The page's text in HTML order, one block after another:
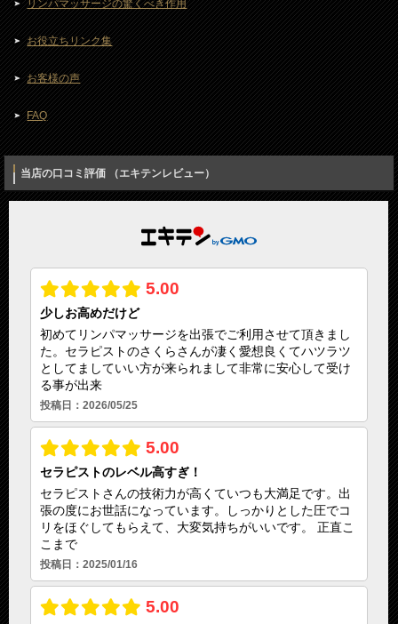
リンパマッサージの驚くべき作用
お役立ちリンク集
お客様の声
FAQ
当店の口コミ評価 （エキテンレビュー）